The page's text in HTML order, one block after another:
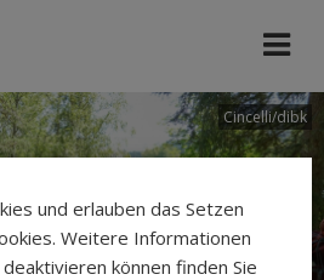
Cincelli/dibk
und erlauben das Setzen
Weitere Informationen
können finden Sie